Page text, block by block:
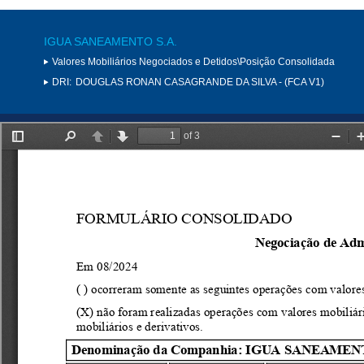
IGUA SANEAMENTO S.A.
Valores Mobiliários Negociados e Detidos\Posição Consolidada
DRI: DOUGLAS RONAN CASAGRANDE DA SILVA - (FCA V1)